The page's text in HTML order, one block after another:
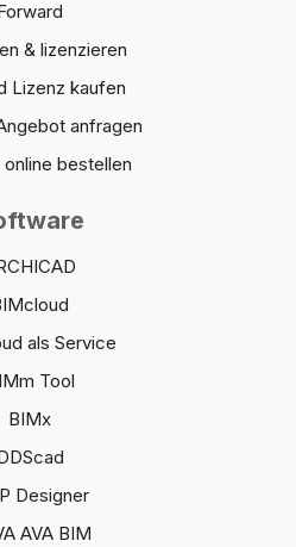
& lizenzieren
Lizenz kaufen
anfragen
bestellen
als Service
Tool
BIMx
Designer
AVA BIM